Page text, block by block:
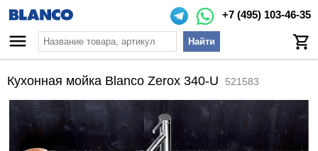
+7 (495) 103-46-35
Найти
Кухонная мойка Blanco Zerox 340-U 521583